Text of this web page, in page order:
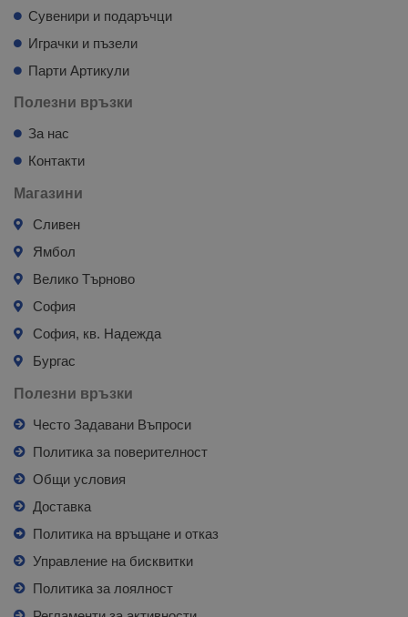
Сувенири и подаръчци
Играчки и пъзели
Парти Артикули
Полезни връзки
За нас
Контакти
Магазини
Сливен
Ямбол
Велико Търново
София
София, кв. Надежда
Бургас
Полезни връзки
Често Задавани Въпроси
Политика за поверителност
Общи условия
Доставка
Политика на връщане и отказ
Управление на бисквитки
Политика за лоялност